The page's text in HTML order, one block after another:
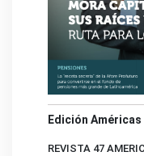
Edición Américas
REVISTA 47